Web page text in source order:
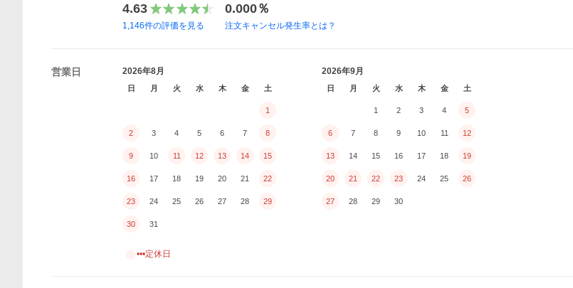
4.63
1,146件の評価を見る
0.000％
注文キャンセル発生率とは？
営業日 2026年8月
日 月 火 水 木 金 土
1
2 3 4 5 6 7 8
9 10 11 12 13 14 15
16 17 18 19 20 21 22
23 24 25 26 27 28 29
30 31
2026年9月
日 月 火 水 木 金 土
1 2 3 4 5
6 7 8 9 10 11 12
13 14 15 16 17 18 19
20 21 22 23 24 25 26
27 28 29 30
•••定休日